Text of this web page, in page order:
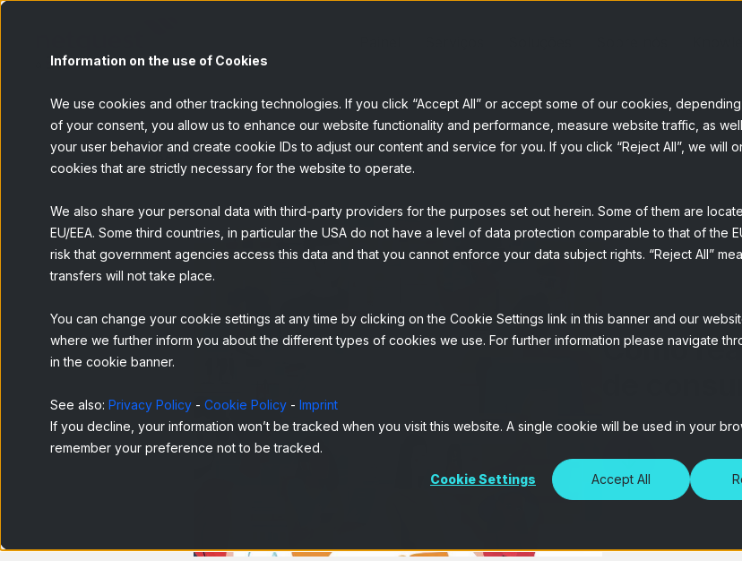
Information on the use of Cookies
We use cookies and other tracking technologies. If you click “Accept All” or accept some of our cookies,
of your consent, you allow us to enhance our website functionality and performance, measure website traffic, as
your user behavior and create cookie IDs to adjust our content and service for you. If you click “Reject All”, we will
cookies that are strictly necessary for the website to operate.
We also share your personal data with third-party providers for the purposes set out herein. Some of them are
EU/EEA. Some third countries, in particular the USA do not have a level of data protection comparable to that of the
risk that government agencies access this data and that you cannot enforce your data subject rights. “Reject All”
transfers will not take place.
You can change your cookie settings at any time by clicking on the Cookie Settings link in this banner and our
where we further inform you about the different types of cookies we use. For further information please navigate
in the cookie banner.
See also: Privacy Policy - Cookie Policy - Imprint
If you decline, your information won’t be tracked when you visit this website. A single cookie will be used in your
remember your preference not to be tracked.
Cookie Settings Accept All
BACK
Como